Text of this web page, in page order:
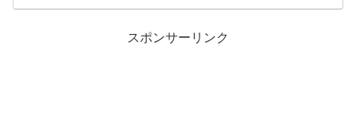
スポンサーリンク